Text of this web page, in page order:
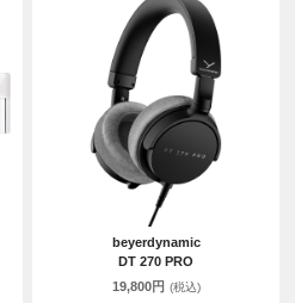
beyerdynamic
DT 270 PRO
19,800円 (税込)